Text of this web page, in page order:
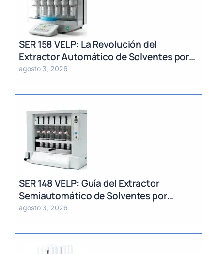
SER 158 VELP: La Revolución del
Extractor Automático de Solventes por
Método Randall
agosto 3, 2026
SER 148 VELP: Guía del Extractor
Semiautomático de Solventes por
Método Randall
agosto 3, 2026